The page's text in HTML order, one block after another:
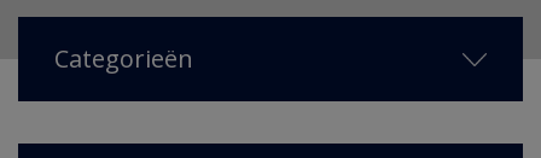
Categorieën
NIEUW IN 2026(38)